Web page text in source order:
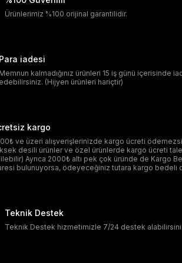
Ürünlerimiz %100 orijinal garantilidir.
Para iadesi
Memnun kalmadığınız ürünleri 15 iş günü içerisinde
edebilirsiniz. (Hijyen ürünleri hariçtir)
kargo
ve üzeri alışverişlerinizde kargo ücreti
desili ürünler ve özel ürünlerde kargo ücreti
Ayrıca 2000₺ altı pek çok üründe de Kargo
bulunuyorsa, ödeyeceğiniz tutara kargo bedeli
Teknik Destek
Teknik Destek hizmetimizle 7/24 destek